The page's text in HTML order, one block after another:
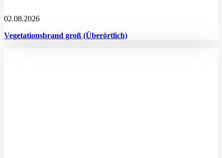
02.08.2026
Vegetationsbrand groß (Überörtlich)